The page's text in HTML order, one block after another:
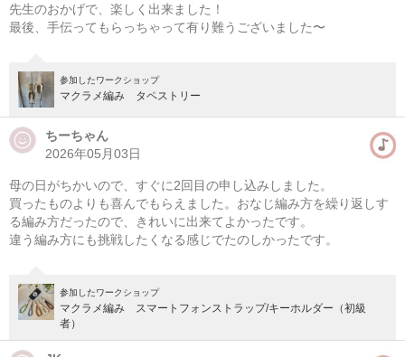
先生のおかげで、楽しく出来ました！
最後、手伝ってもらっちゃって有り難うございました〜
参加したワークショップ
マクラメ編み タペストリー
ちーちゃん
2026年05月03日
母の日がちかいので、すぐに2回目の申し込みしました。
買ったものよりも喜んでもらえました。おなじ編み方を繰り返しす
る編み方だったので、きれいに出来てよかったです。
違う編み方にも挑戦したくなる感じでたのしかったです。
参加したワークショップ
マクラメ編み スマートフォンストラップ/キーホルダー（初級
者）